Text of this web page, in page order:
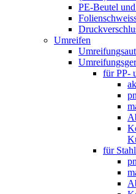
PE-Beutel
Umreifen
für PP-
für